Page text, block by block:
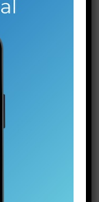
por Caso
y asesor
que las
con el jefe
y toma de razón
del Lago
para La